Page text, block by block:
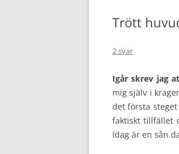
Trött
2 svar
Igår skrev jag
mig själv i
det första
faktiskt tillfället
Idag är en sån